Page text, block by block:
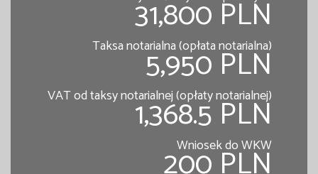
31,800 PLN
Taksa notarialna (opłata notarialna)
5,950 PLN
VAT od taksy notarialnej (opłaty notarialnej)
1,368.5 PLN
Wniosek do WKW